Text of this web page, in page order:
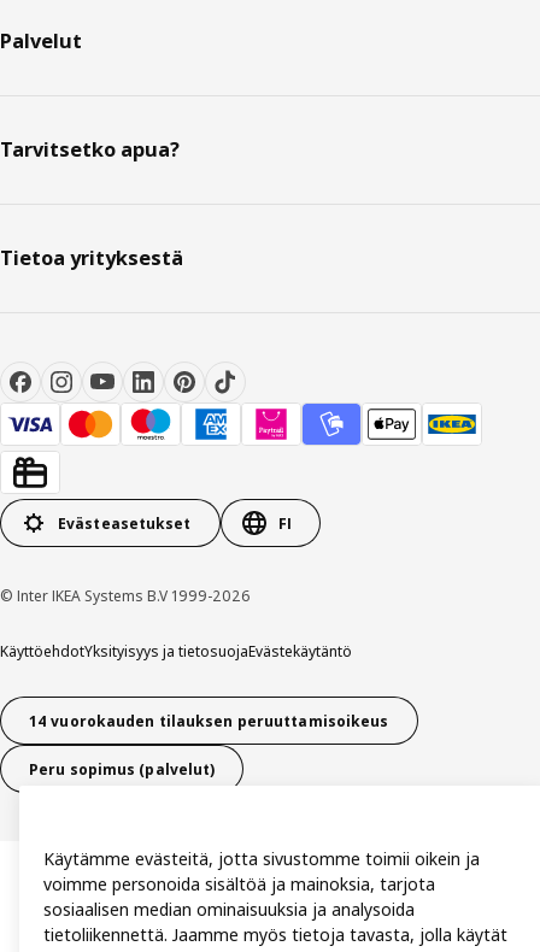
Palvelut
Tarvitsetko apua?
Tietoa yrityksestä
Evästeasetukset FI
© Inter IKEA Systems B.V 1999-2026
KäyttöehdotYksityisyys ja tietosuojaEvästekäytäntö
14 vuorokauden tilauksen peruuttamisoikeus
Peru sopimus (palvelut)
Käytämme evästeitä, jotta sivustomme toimii oikein ja
voimme personoida sisältöä ja mainoksia, tarjota
sosiaalisen median ominaisuuksia ja analysoida
tietoliikennettä. Jaamme myös tietoja tavasta, jolla käytät